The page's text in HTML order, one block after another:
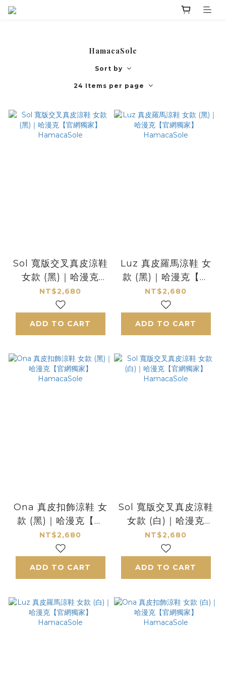
HamacaSole
Sort by
24 Items per page
Sol 寬版交叉真皮涼鞋
女款 (黑)｜哈漫克
【官網獨家】
HamacaSole
NT$2,680
ADD TO CART
Luz 真皮羅馬涼鞋 女
款 (黑)｜哈漫克【官
網獨家】
HamacaSole
NT$2,680
ADD TO CART
Ona 真皮扣飾涼鞋 女
款 (黑)｜哈漫克【官
網獨家】
HamacaSole
NT$2,680
ADD TO CART
Sol 寬版交叉真皮涼鞋
女款 (白)｜哈漫克
【官網獨家】
HamacaSole
NT$2,680
ADD TO CART